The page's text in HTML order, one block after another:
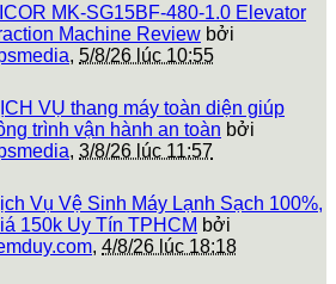
MK-SG15BF-480-1.0 Elevator
Machine Review bởi
, 5/8/26 lúc 10:55
VỤ thang máy toàn diện giúp
trình vận hành an toàn bởi
, 3/8/26 lúc 11:57
Vụ Vệ Sinh Máy Lạnh Sạch 100%,
150k Uy Tín TPHCM bởi
, 4/8/26 lúc 18:18